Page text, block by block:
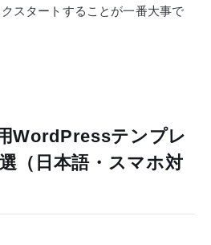
スタートすることが一番大事で
WordPressテンプレ
（日本語・スマホ対